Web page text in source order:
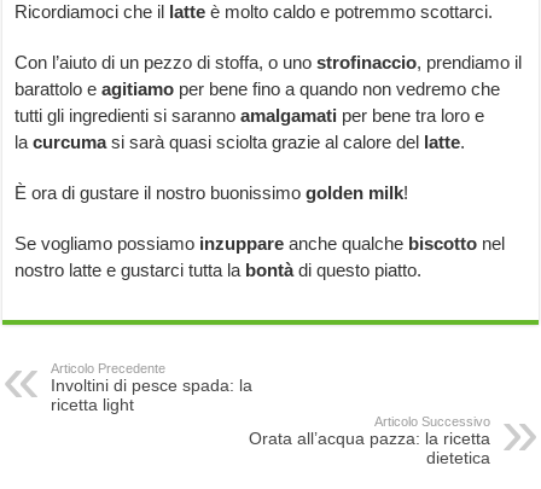
Ricordiamoci che il latte è molto caldo e potremmo scottarci.
Con l’aiuto di un pezzo di stoffa, o unostrofinaccio, prendiamo il
barattolo eagitiamo per bene fino a quando non vedremo che
tutti gli ingredienti si sarannoamalgamati per bene tra loro e
lacurcumasi sarà quasi sciolta grazie al calore del latte.
È ora di gustare il nostro buonissimogolden milk!
Se vogliamo possiamo inzuppare anche qualche biscotto nel
nostro latte e gustarci tutta la bontàdi questo piatto.
Articolo Precedente
Involtini di pesce spada: la
ricetta light
Articolo Successivo
Orata all’acqua pazza: la ricetta
dietetica